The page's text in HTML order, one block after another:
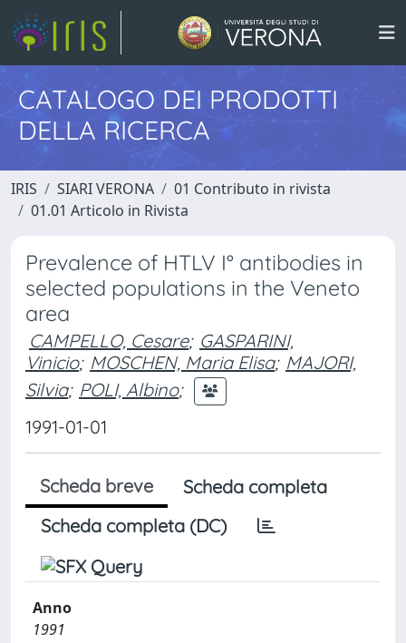
CATALOGO DEI PRODOTTI
DELLA RICERCA
IRIS SIARI VERONA
01 Contributo in rivista
01.01 Articolo in Rivista
Prevalence of HTLV I° antibodies in
selected populations in the Veneto
area
CAMPELLO, Cesare; GASPARINI,
Vinicio; MOSCHEN, Maria Elisa; MAJORI,
Silvia; POLI, Albino;
1991-01-01
Scheda breve
Scheda completa
Scheda completa (DC)
Anno
1991